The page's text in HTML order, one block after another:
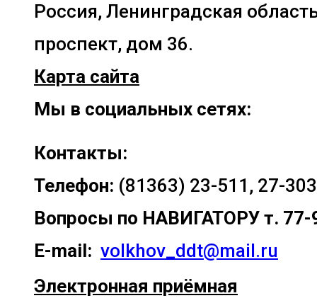
Россия, Ленинградская
проспект, дом 36.
Карта сайта
Мы в социальных сетях:
Контакты:
Телефон: (81363) 23-511, 27-303
Вопросы по НАВИГАТОРУ т. 77-
E-mail: volkhov_ddt@mail.ru
Электронная приёмная